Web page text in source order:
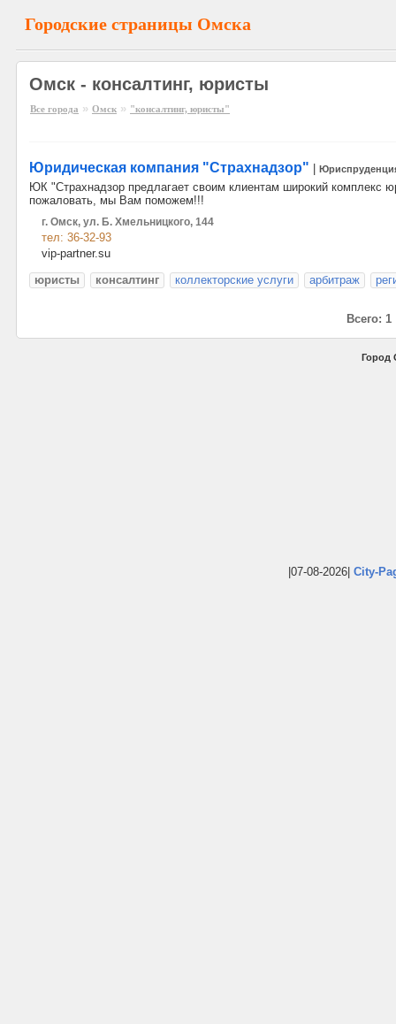
Городские страницы Омска
Омск - консалтинг, юристы
Все города » Омск » "консалтинг, юристы"
Юридическая компания "Страхнадзор"
ЮК "Страхнадзор предлагает своим клиентам широкий комплекс
пожаловать, мы Вам поможем!!!
г. Омск, ул. Б. Хмельницкого, 144
тел: 36-32-93
vip-partner.su
юристы
консалтинг коллекторские услуги арбитраж
Всего: 1
Город
|07-08-2026| City-